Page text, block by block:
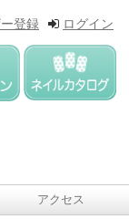
ログイン
登録
アクセス